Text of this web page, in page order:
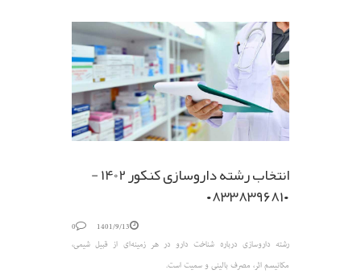
انتخاب رشته داروسازی کنکور 1402 -
۰۸۳۳۸۳۹۶۸۱۰
1401/9/13
0
رشته داروسازی درباره شناخت دارو در هر زمینه‌ای از قبیل شیمی،
مکانیسم اثر، مصرف بالینی و سمیت است.